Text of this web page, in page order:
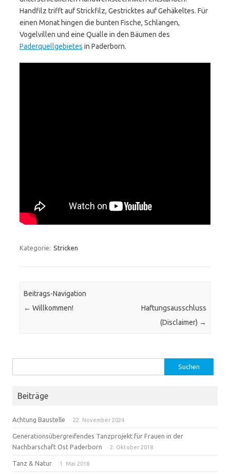
Handfilz trifft auf Strickfilz, Gestricktes auf Gehäkeltes. Für
einen Monat hingen die bunten Fische, Schlangen,
Vogelvillen und eine Qualle in den Bäumen des
Paderquellgebietes in Paderborn.
Kategorie: Stricken
Beitrags-Navigation
← Willkommen!
Haftungsausschluss
(Disclaimer) →
nach:
Beiträge
Achtung Baustelle 22. November 2024
Generationsübergreifendes Tanzprojekt für Frauen in der
Nachbarschaft Ost Paderborn
2. Oktober 2018
Tanz & Natur 1. Mai 2018